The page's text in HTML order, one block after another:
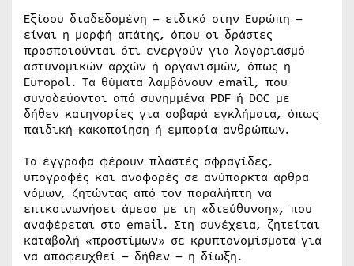
Εξίσου διαδεδομένη – ειδικά στην Ευρώπη –
είναι η μορφή απάτης, όπου οι δράστες
προσποιούνται ότι ενεργούν για λογαριασμό
αστυνομικών αρχών ή οργανισμών, όπως η
Europol. Τα θύματα λαμβάνουν email, που
συνοδεύονται από συνημμένα PDF ή DOC με
δήθεν κατηγορίες για σοβαρά εγκλήματα, όπως
παιδική κακοποίηση ή εμπορία ανθρώπων.
Τα έγγραφα φέρουν πλαστές σφραγίδες,
υπογραφές και αναφορές σε ανύπαρκτα άρθρα
νόμων, ζητώντας από τον παραλήπτη να
επικοινωνήσει άμεσα με τη «διεύθυνση», που
αναφέρεται στο email. Στη συνέχεια, ζητείται
καταβολή «προστίμων» σε κρυπτονομίσματα για
να αποφευχθεί – δήθεν – η δίωξη.